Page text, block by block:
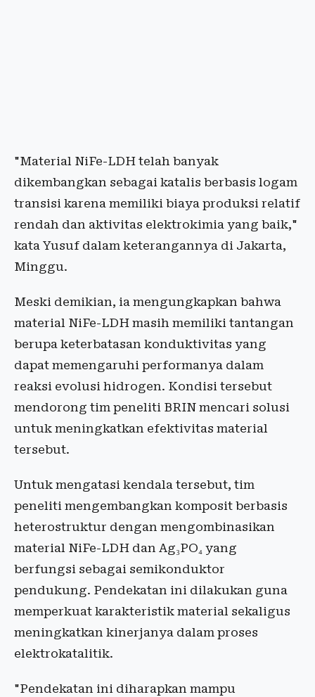
"Material NiFe-LDH telah banyak
dikembangkan sebagai katalis berbasis logam
transisi karena memiliki biaya produksi relatif
rendah dan aktivitas elektrokimia yang baik,"
kata Yusuf dalam keterangannya di Jakarta,
Minggu.
Meski demikian, ia mengungkapkan bahwa
material NiFe-LDH masih memiliki tantangan
berupa keterbatasan konduktivitas yang
dapat memengaruhi performanya dalam
reaksi evolusi hidrogen. Kondisi tersebut
mendorong tim peneliti BRIN mencari solusi
untuk meningkatkan efektivitas material
tersebut.
Untuk mengatasi kendala tersebut, tim
peneliti mengembangkan komposit berbasis
heterostruktur dengan mengombinasikan
material NiFe-LDH dan Ag₃PO₄ yang
berfungsi sebagai semikonduktor
pendukung. Pendekatan ini dilakukan guna
memperkuat karakteristik material sekaligus
meningkatkan kinerjanya dalam proses
elektrokatalitik.
"Pendekatan ini diharapkan mampu